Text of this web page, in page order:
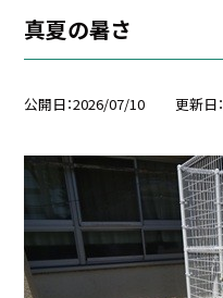
真夏の暑さ
公開日 2026/07/10 更新日